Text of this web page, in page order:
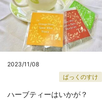
2023/11/08
ぱっくのすけ
ハーブティーはいかが？